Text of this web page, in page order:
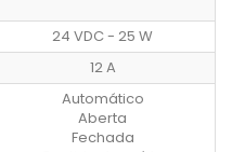
24 VDC - 25 W
12 A
Automático
Aberta
Fechada